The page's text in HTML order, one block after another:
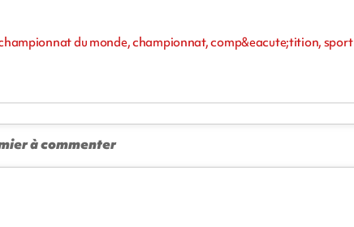
du monde, championnat, comp&eacute;tition, sport